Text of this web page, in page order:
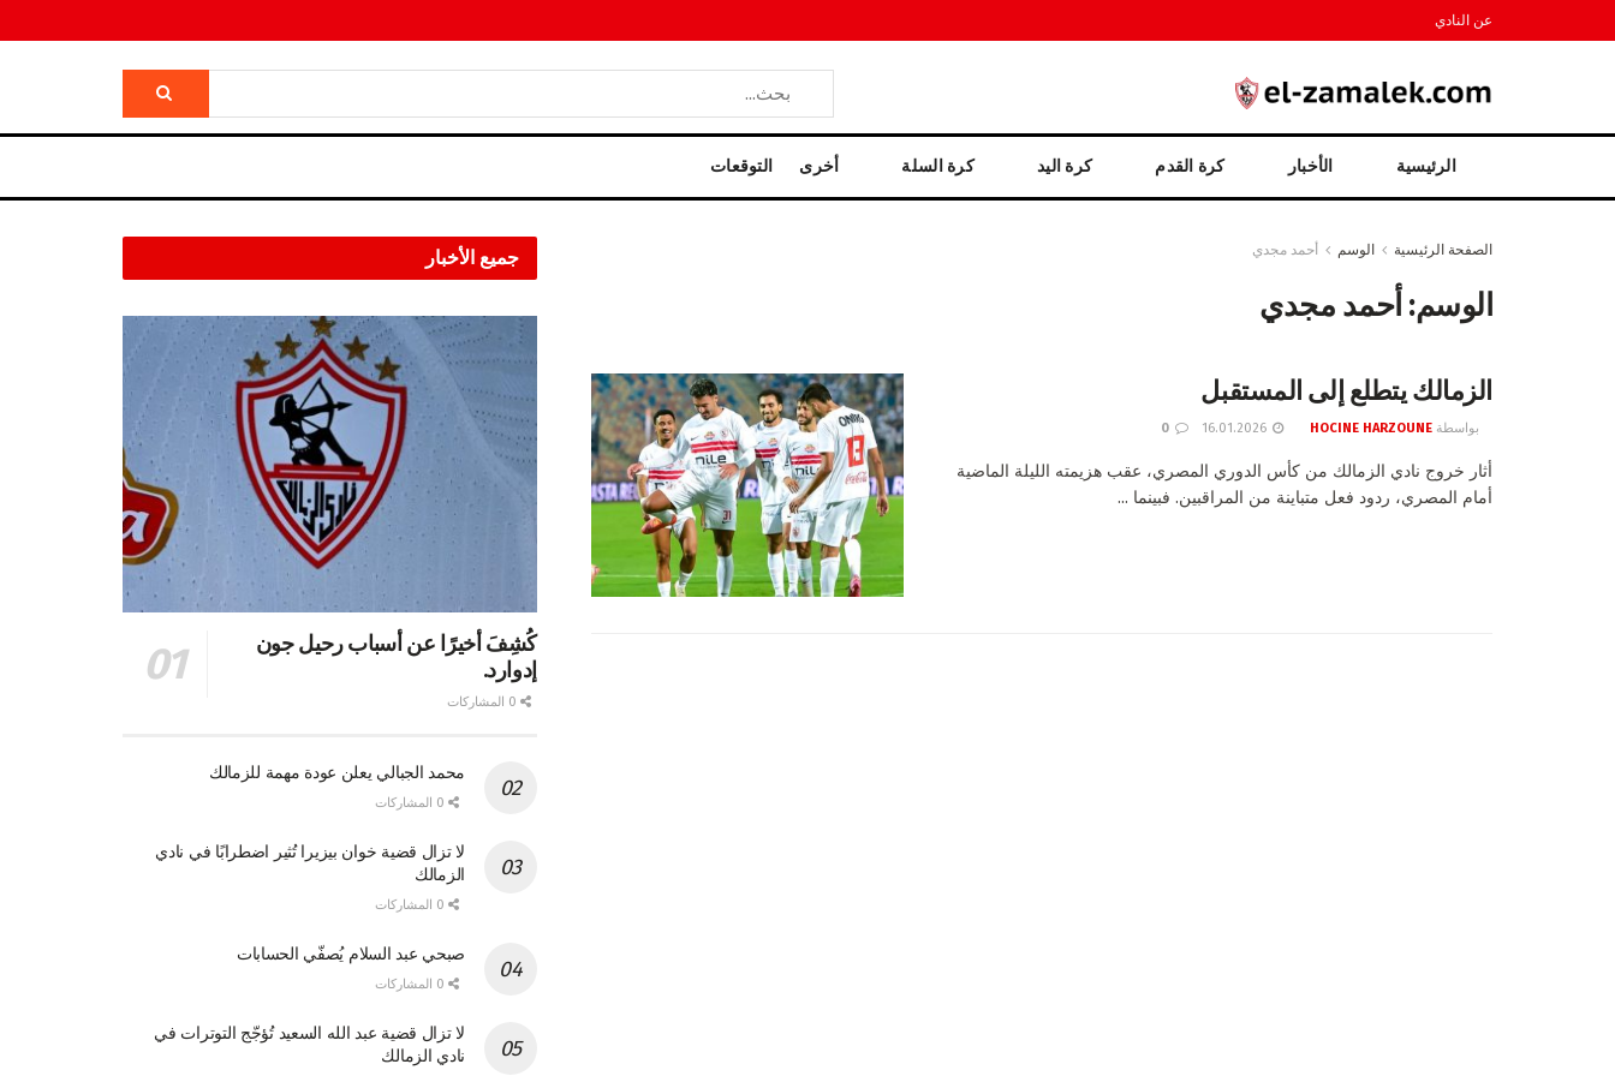
عن النادي
الرئيسية الأخبار كرة القدم كرة اليد كرة السلة أخرى التوقعات
الصفحة الرئيسية الوسم أحمد مجدي
الوسم: أحمد مجدي
الزمالك يتطلع إلى المستقبل
بواسطة HOCINE HARZOUNE
أثار خروج نادي الزمالك من كأس الدوري المصري، عقب هزيمته الليلة الماضية
أمام المصري، ردود فعل متباينة من المراقبين. فبينما ...
جميع الأخبار
كُشِفَ أخيرًا عن أسباب رحيل جون
إدوارد.
محمد الجبالي يعلن عودة مهمة للزمالك
لا تزال قضية خوان بيزيرا تُثير اضطرابًا في نادي
الزمالك
صبحي عبد السلام يُصفّي الحسابات
لا تزال قضية عبد الله السعيد تُؤجّج التوترات في
نادي الزمالك